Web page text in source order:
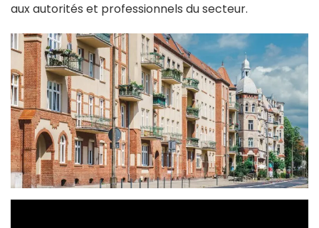
aux autorités et professionnels du secteur.